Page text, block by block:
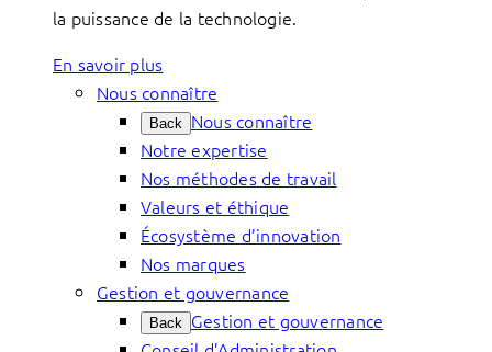
la puissance de la technologie.
En savoir plus
Nous connaître
Back Nous connaître
Notre expertise
Nos méthodes de travail
Valeurs et éthique
Écosystème d’innovation
Nos marques
Gestion et gouvernance
Back Gestion et gouvernance